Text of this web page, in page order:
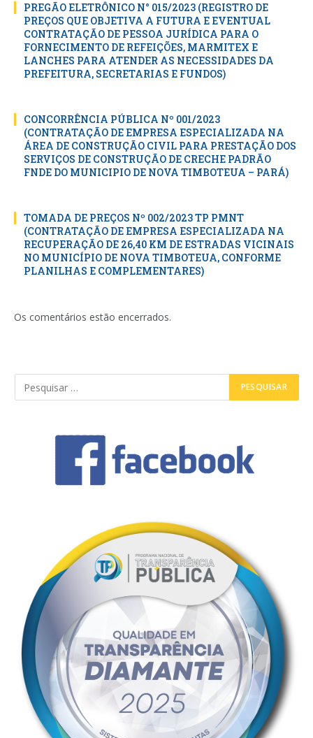
PREGÃO ELETRÔNICO N° 015/2023 (REGISTRO DE
PREÇOS QUE OBJETIVA A FUTURA E EVENTUAL
CONTRATAÇÃO DE PESSOA JURÍDICA PARA O
FORNECIMENTO DE REFEIÇÕES, MARMITEX E
LANCHES PARA ATENDER AS NECESSIDADES DA
PREFEITURA, SECRETARIAS E FUNDOS)
CONCORRÊNCIA PÚBLICA Nº 001/2023
(CONTRATAÇÃO DE EMPRESA ESPECIALIZADA NA
ÁREA DE CONSTRUÇÃO CIVIL PARA PRESTAÇÃO DOS
SERVIÇOS DE CONSTRUÇÃO DE CRECHE PADRÃO
FNDE DO MUNICIPIO DE NOVA TIMBOTEUA – PARÁ)
TOMADA DE PREÇOS Nº 002/2023 TP PMNT
(CONTRATAÇÃO DE EMPRESA ESPECIALIZADA NA
RECUPERAÇÃO DE 26,40 KM DE ESTRADAS VICINAIS
NO MUNICÍPIO DE NOVA TIMBOTEUA, CONFORME
PLANILHAS E COMPLEMENTARES)
Os comentários estão encerrados.